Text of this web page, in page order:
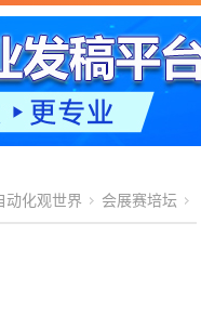
动化观世界 会展赛培坛